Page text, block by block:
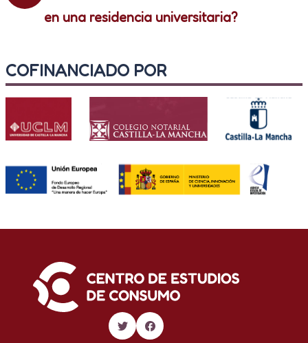
en una residencia universitaria?
COFINANCIADO POR